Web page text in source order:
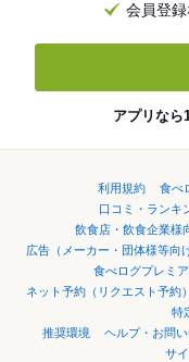
会員登
アプリなら
利用規約 食べ
口コミ・ランキ
飲食店・飲食企業様
広告（メーカー・団体様等向
食べログプレミ
ネット予約（リクエスト予約）
特
推奨環境
ヘルプ・お問
サ